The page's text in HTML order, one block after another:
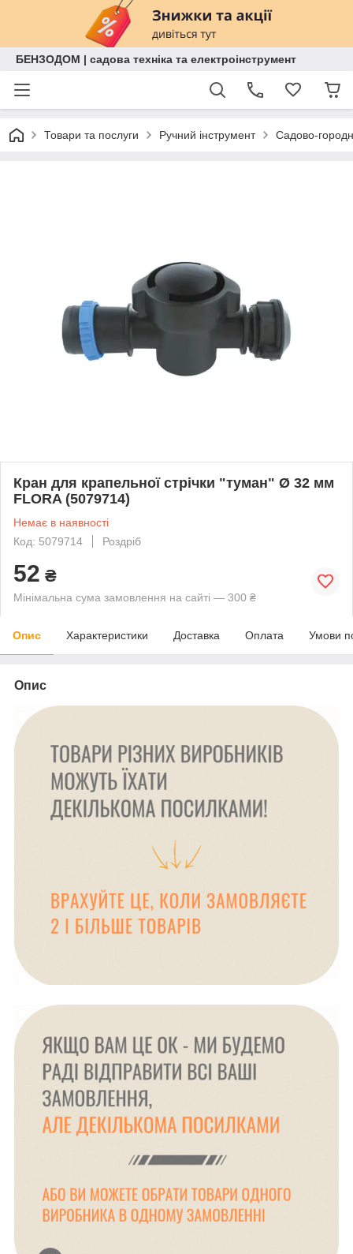
БЕНЗОДОМ | садова техніка та електроінструмент
Товари та послуги Ручний інструмент Садово-
Кран для крапельної стрічки "туман" Ø 32 мм
FLORA (5079714)
Немає в наявності
Код: 5079714
Роздріб
52 ₴
Мінімальна сума замовлення на сайті — 300 ₴
Опис Характеристики Доставка Оплата Умови
Опис